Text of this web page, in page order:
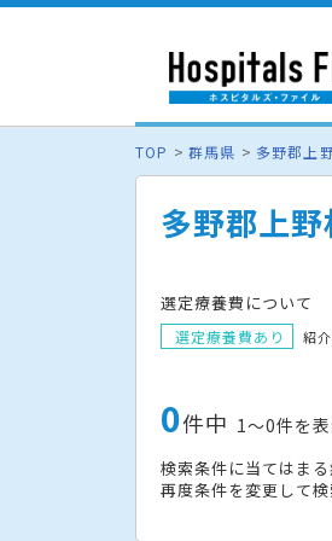
TOP 群馬県 多野郡上
多野郡上
選定療養費について
選定療養費あり
紹
0件中 1〜0件を
検索条件に当てはま
再度条件を変更して検